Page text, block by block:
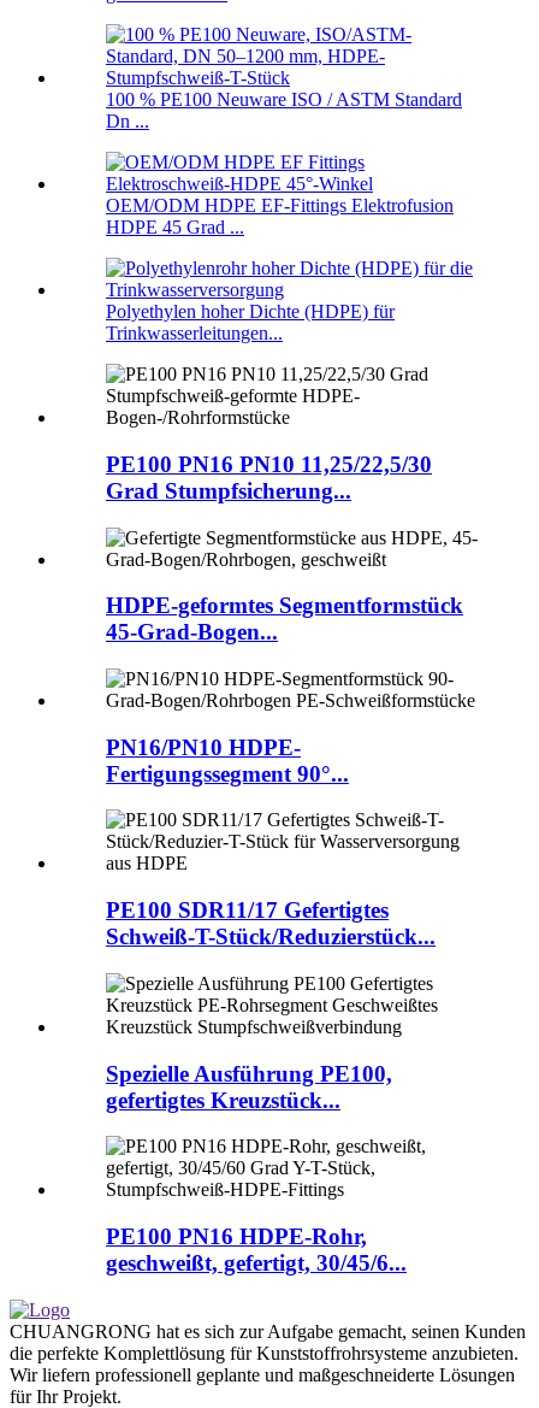
100 % PE100 Neuware ISO / ASTM Standard
Dn ...
OEM/ODM HDPE EF-Fittings Elektrofusion
HDPE 45 Grad ...
Polyethylen hoher Dichte (HDPE) für
Trinkwasserleitungen...
PE100 PN16 PN10 11,25/22,5/30
Grad Stumpfsicherung...
HDPE-geformtes Segmentformstück
45-Grad-Bogen...
PN16/PN10 HDPE-
Fertigungssegment 90°...
PE100 SDR11/17 Gefertigtes
Schweiß-T-Stück/Reduzierstück...
Spezielle Ausführung PE100,
gefertigtes Kreuzstück...
PE100 PN16 HDPE-Rohr,
geschweißt, gefertigt, 30/45/6...
CHUANGRONG hat es sich zur Aufgabe gemacht, seinen Kunden
die perfekte Komplettlösung für Kunststoffrohrsysteme anzubieten.
Wir liefern professionell geplante und maßgeschneiderte Lösungen
für Ihr Projekt.